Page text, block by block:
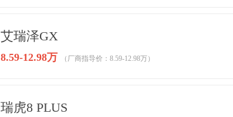
艾瑞泽GX
8.59-12.98万
（厂商指导价：8.59-12.98万）
瑞虎8 PLUS